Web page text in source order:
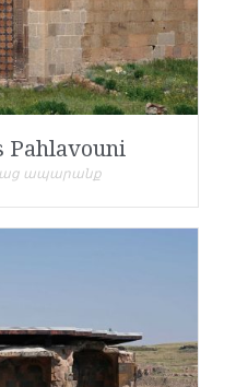
Pahlavouni
ապարանք